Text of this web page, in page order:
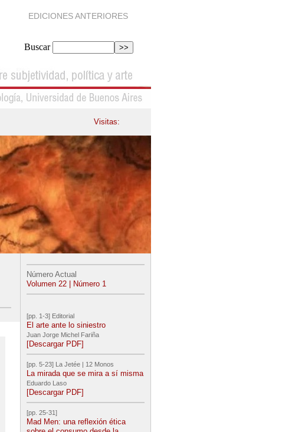
EDICIONES ANTERIORES
Buscar
Visitas:
Número Actual
Volumen 22 | Número 1
[pp. 1-3] Editorial
El arte ante lo siniestro
Juan Jorge Michel Fariña
[Descargar PDF]
[pp. 5-23] La Jetée | 12 Monos
La mirada que se mira a sí misma
Eduardo Laso
[Descargar PDF]
[pp. 25-31]
Mad Men: una reflexión ética